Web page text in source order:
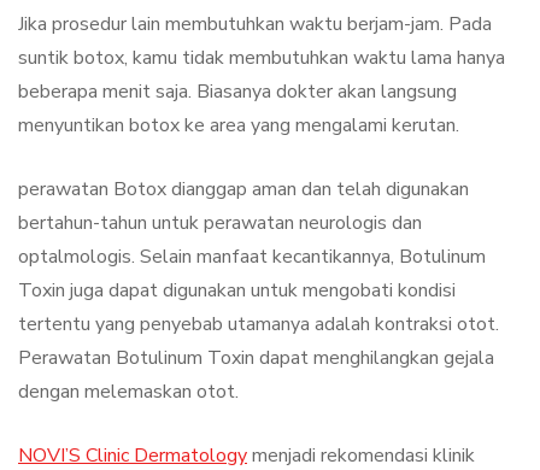
Jika prosedur lain membutuhkan waktu berjam-jam. Pada
suntik botox, kamu tidak membutuhkan waktu lama hanya
beberapa menit saja. Biasanya dokter akan langsung
menyuntikan botox ke area yang mengalami kerutan.
perawatan Botox dianggap aman dan telah digunakan
bertahun-tahun untuk perawatan neurologis dan
optalmologis. Selain manfaat kecantikannya, Botulinum
Toxin juga dapat digunakan untuk mengobati kondisi
tertentu yang penyebab utamanya adalah kontraksi otot.
Perawatan Botulinum Toxin dapat menghilangkan gejala
dengan melemaskan otot.
NOVI’S Clinic Dermatologymenjadi rekomendasi klinik